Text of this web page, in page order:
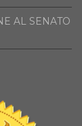
AL SENATO